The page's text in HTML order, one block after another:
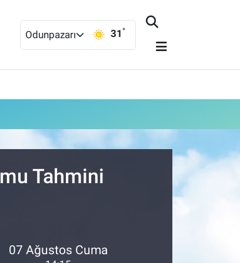
Odunpazarı 31 °
Tahmini
07 Ağustos Cuma